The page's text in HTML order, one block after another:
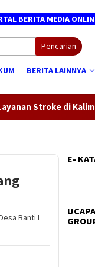
MEDIA ONLINE ┃
Pencarian
BERITA LAINNYA
Kalimantan Tengah
Banti I
E-